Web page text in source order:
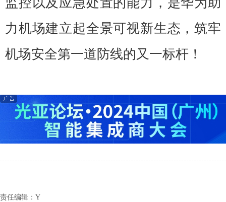
力机场建立起全景可视新生态，筑牢
机场安全第一道防线的又一标杆！
责任编辑：Y